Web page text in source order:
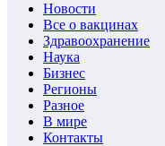
Новости
Все о вакцинах
Здравоохранение
Наука
Бизнес
Регионы
Разное
В мире
Контакты